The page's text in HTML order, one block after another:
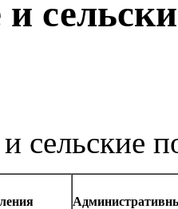
сельские